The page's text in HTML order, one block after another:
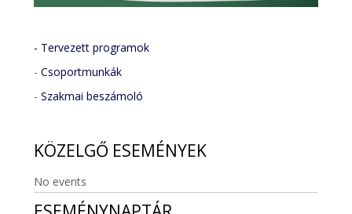
- Tervezett programok
-Csoportmunkák
-Szakmai beszámoló
KÖZELGŐ ESEMÉNYEK
No events